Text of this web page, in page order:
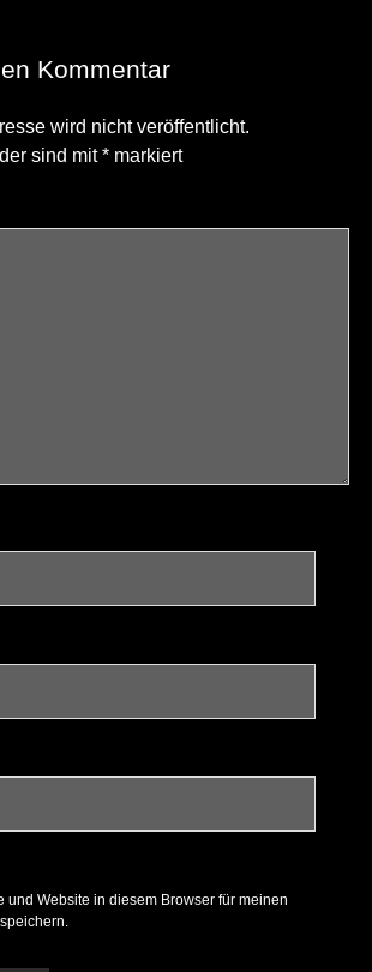
Kommentar
wird nicht veröffentlicht.
sind mit*markiert
und Website in diesem Browser für meinen